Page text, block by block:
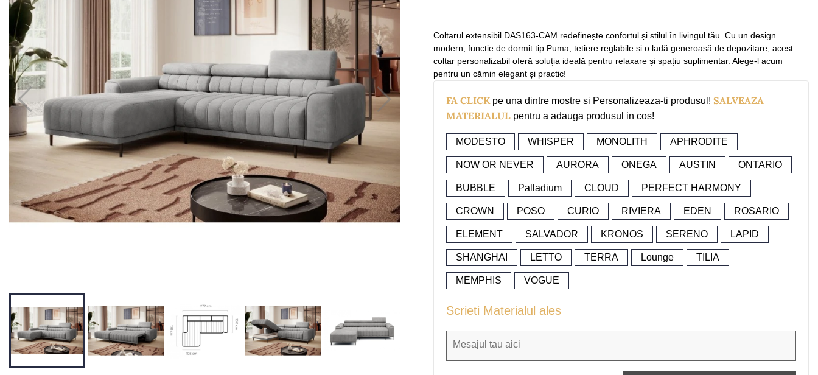
Coltarul extensibil DAS163-CAM redefinește confortul și stilul în livingul tău. Cu un design
modern, funcție de dormit tip Puma, tetiere reglabile și o ladă generoasă de depozitare, acest
colțar personalizabil oferă soluția ideală pentru relaxare și spațiu suplimentar. Alege-l acum
pentru un cămin elegant și practic!
FA CLICK pe una dintre mostre si Personalizeaza-ti produsul! SALVEAZA
MATERIALUL pentru a adauga produsul in cos!
MODESTO WHISPER MONOLITH APHRODITE
NOW OR NEVER AURORA ONEGA AUSTIN ONTARIO
BUBBLE Palladium CLOUD PERFECT HARMONY
CROWN POSO CURIO RIVIERA EDEN ROSARIO
ELEMENT SALVADOR KRONOS SERENO LAPID
SHANGHAI LETTO TERRA Lounge TILIA
MEMPHIS VOGUE
Scrieti Materialul ales